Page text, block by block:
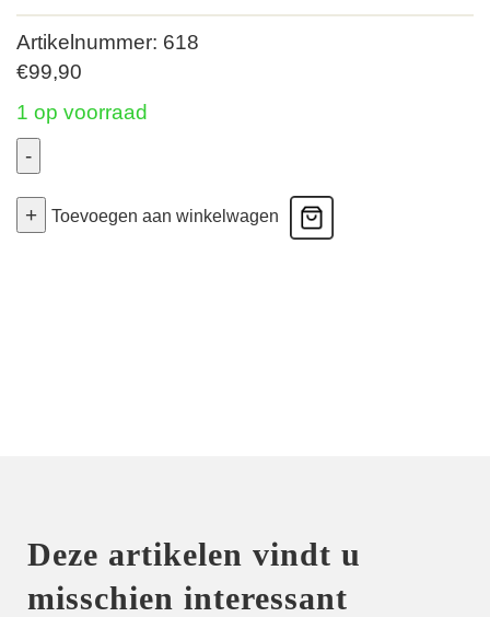
Artikelnummer: 618
€99,90
1 op voorraad
-
Zipolite
+ Toevoegen aan winkelwagen
Deze artikelen vindt u
misschien interessant